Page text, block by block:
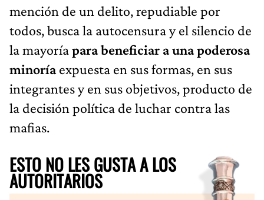
mención de un delito, repudiable por
todos, busca la autocensura y el silencio de
la mayoríapara beneficiar a una poderosa
minoríaexpuesta en sus formas, en sus
integrantes y en sus objetivos, producto de
la decisión política de luchar contra las
mafias.
ESTO NO LES GUSTA A LOS
AUTORITARIOS